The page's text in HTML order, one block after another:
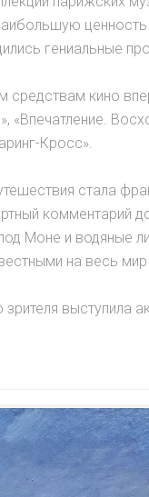
гениальные
средствам кино
«Впечатление.
Кросс».
стала
комментарий
Моне и водяные
на весь мир
выступила